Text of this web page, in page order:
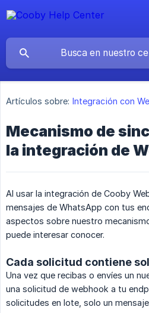
Artículos sobre: Integración con
Mecanismo de
la integración de
Al usar la integración de Cooby
mensajes de WhatsApp con tus
aspectos sobre nuestro
puede interesar conocer.
Cada solicitud contiene
Una vez que recibas o envíes un
una solicitud de webhook a tu
solicitudes en lote, solo un